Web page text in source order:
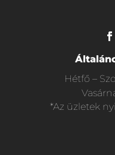
Hétfő –
*Az üzletek